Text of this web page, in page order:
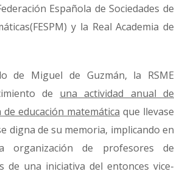
Española de Sociedades de
y la Real Academia de
de Miguel de Guzmán, la RSME
de una actividad anual de
educación matemática que llevase
digna de su memoria, implicando en
organización de profesores de
de una iniciativa del entonces vice-